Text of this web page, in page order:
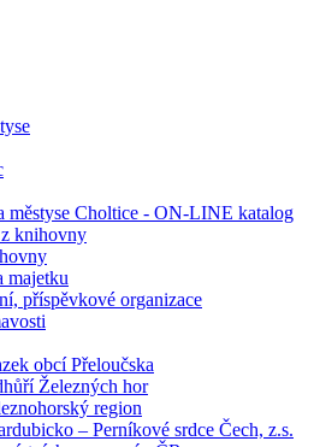
městyse Choltice - ON-LINE katalog
knihovny
majetku
příspěvkové organizace
obcí Přeloučska
Železných hor
region
– Perníkové srdce Čech, z.s.